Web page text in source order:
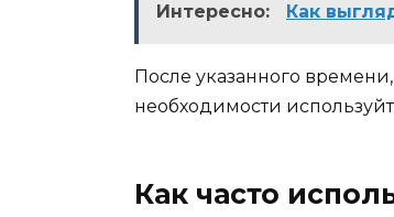
Интересно: Как
После указанного
необходимости
Как часто